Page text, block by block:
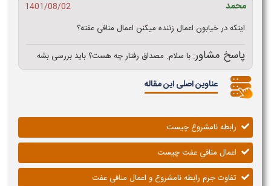
محمد
1401/08/02
اینکه در خیابون اعمال زننده میکنن اعمال منافی عفته؟
پاسخ مشاور: با سلام. مصداق رفتار چه هست؟ باید بررسی بشه
عناوین اصلی این مقاله
رابطه نامشروع چیست
اعمال منافی عفت چیست
تفاوت جرم رابطه نامشروع و اعمال منافی عفت